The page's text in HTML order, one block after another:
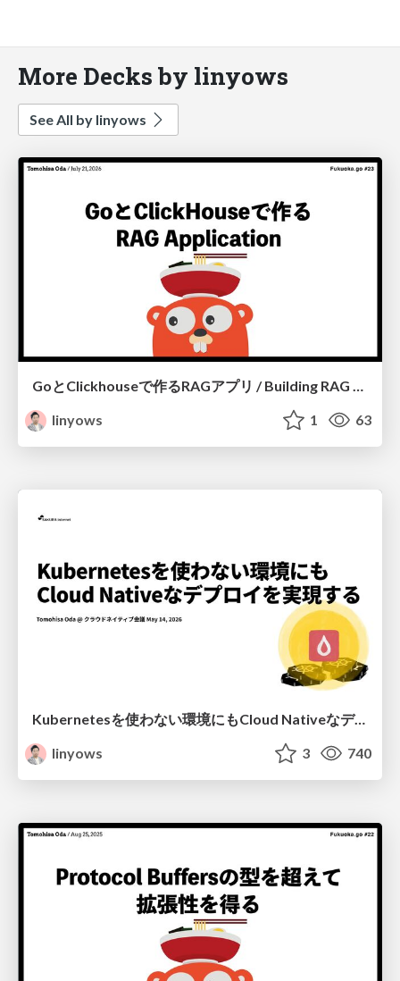
More Decks by linyows
See All by linyows
GoとClickhouseで作るRAGアプリ / Building RAG Application with Go and Clickhouse
linyows
1 63
Kubernetesを使わない環境にもCloud Nativeなデプロイを実現する / Enabling Cloud Native deployments without the complexity of Kubernetes
linyows
3 740